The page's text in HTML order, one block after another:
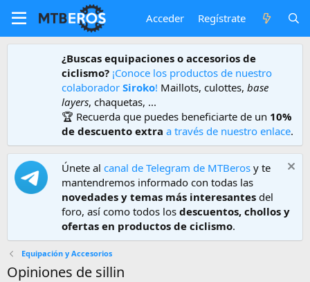
Acceder Regístrate
¿Buscas equipaciones o accesorios de
ciclismo? ¡Conoce los productos de nuestro
colaborador Siroko! Maillots, culottes, base
layers, chaquetas, ...
🏆 Recuerda que puedes beneficiarte de un 10%
de descuento extra a través de nuestro enlace.
Únete al canal de Telegram de MTBeros y te
mantendremos informado con todas las
novedades y temas más interesantes del
foro, así como todos los descuentos, chollos y
ofertas en productos de ciclismo.
Equipación y Accesorios
Opiniones de sillin